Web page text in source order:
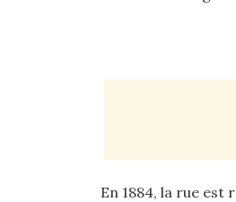
En 1884, la rue est